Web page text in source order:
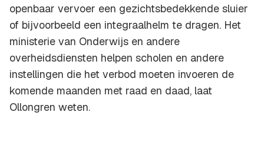
openbaar vervoer een gezichtsbedekkende sluier
of bijvoorbeeld een integraalhelm te dragen. Het
ministerie van Onderwijs en andere
overheidsdiensten helpen scholen en andere
instellingen die het verbod moeten invoeren de
komende maanden met raad en daad, laat
Ollongren weten.